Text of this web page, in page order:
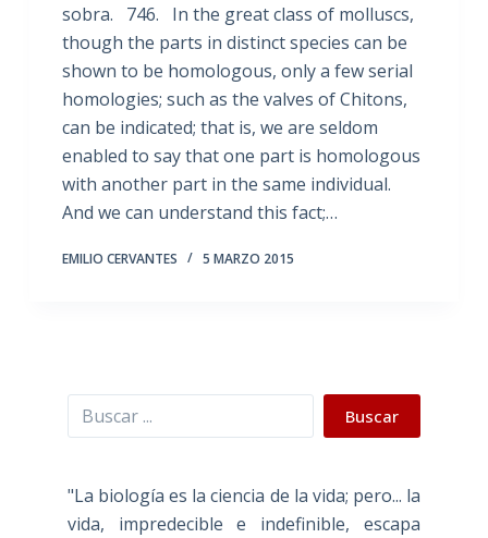
sobra. 746. In the great class of molluscs,
though the parts in distinct species can be
shown to be homologous, only a few serial
homologies; such as the valves of Chitons,
can be indicated; that is, we are seldom
enabled to say that one part is homologous
with another part in the same individual.
And we can understand this fact;…
EMILIO CERVANTES 5 MARZO 2015
Buscar Buscar
"La biología es la ciencia de la vida; pero... la
vida, impredecible e indefinible, escapa